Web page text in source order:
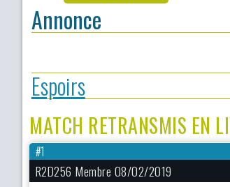
Annonce
Espoirs
MATCH RETRANSMIS EN
#1
R2D256 Membre 08/02/2019